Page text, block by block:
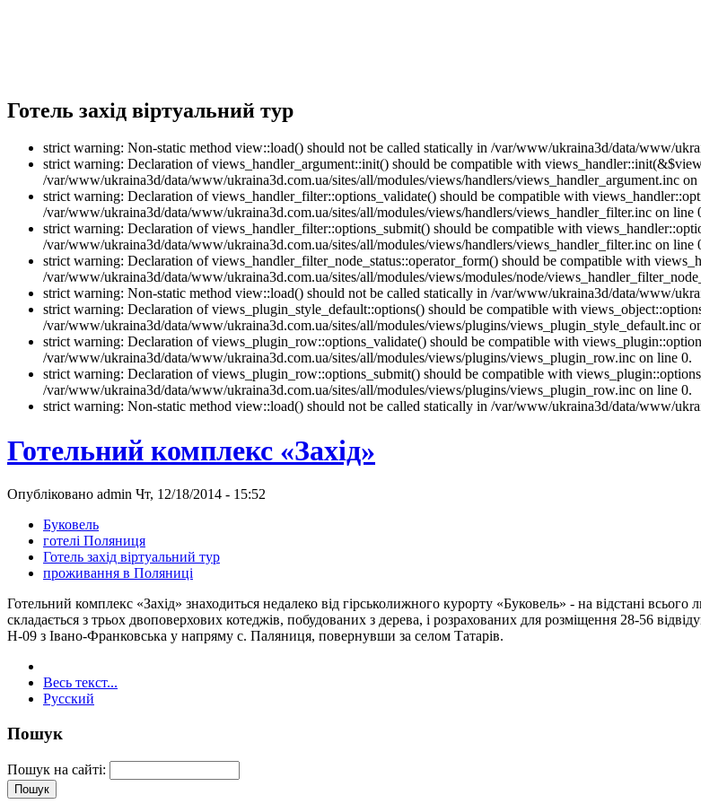
Готель захід віртуальний тур
strict warning: Non-static method view::load() should not be called statically in /var/www/ukraina3d/data/www/
strict warning: Declaration of views_handler_argument::init() should be compatible with
/var/www/ukraina3d/data/www/ukraina3d.com.ua/sites/all/modules/views/handlers/views_handler_argument.inc on
strict warning: Declaration of views_handler_filter::options_validate() should be compatible with
/var/www/ukraina3d/data/www/ukraina3d.com.ua/sites/all/modules/views/handlers/views_handler_filter.inc on line
strict warning: Declaration of views_handler_filter::options_submit() should be compatible with
/var/www/ukraina3d/data/www/ukraina3d.com.ua/sites/all/modules/views/handlers/views_handler_filter.inc on line
strict warning: Declaration of views_handler_filter_node_status::operator_form() should be compatible with
/var/www/ukraina3d/data/www/ukraina3d.com.ua/sites/all/modules/views/modules/node/
strict warning: Non-static method view::load() should not be called statically in /var/www/ukraina3d/data/www/
strict warning: Declaration of views_plugin_style_default::options() should be compatible with
/var/www/ukraina3d/data/www/ukraina3d.com.ua/sites/all/modules/views/plugins/views_plugin_style_default.inc
strict warning: Declaration of views_plugin_row::options_validate() should be compatible with
/var/www/ukraina3d/data/www/ukraina3d.com.ua/sites/all/modules/views/plugins/views_plugin_row.inc on line 0.
strict warning: Declaration of views_plugin_row::options_submit() should be compatible with
/var/www/ukraina3d/data/www/ukraina3d.com.ua/sites/all/modules/views/plugins/views_plugin_row.inc on line 0.
strict warning: Non-static method view::load() should not be called statically in /var/www/ukraina3d/data/www/
Готельний комплекс «Захід»
Опубліковано admin Чт, 12/18/2014 - 15:52
Буковель
готелі Поляниця
Готель захід віртуальний тур
проживання в Поляниці
Готельний комплекс «Захід» знаходиться недалеко від гірськолижного курорту «Буковель» - на відстані
складається з трьох двоповерхових котеджів, побудованих з дерева, і розрахованих для розміщення 28-56
Н-09 з Івано-Франковська у напряму с. Паляниця, повернувши за селом Татарів.
Весь текст...
Русский
Пошук
Пошук на сайті: